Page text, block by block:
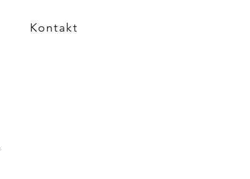
Kontakt